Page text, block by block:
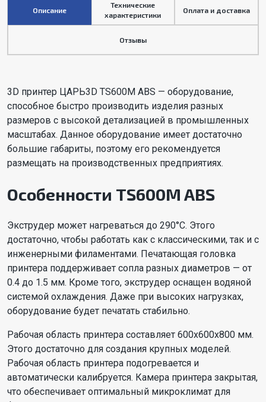
Описание
Технические
характеристики
Оплата и доставка
Отзывы
3D принтер ЦАРЬ3D TS600M ABS — оборудование,
способное быстро производить изделия разных
размеров с высокой детализацией в промышленных
масштабах. Данное оборудование имеет достаточно
большие габариты, поэтому его рекомендуется
размещать на производственных предприятиях.
Особенности TS600M ABS
Экструдер может нагреваться до 290°C. Этого
достаточно, чтобы работать как с классическими, так и с
инженерными филаментами. Печатающая головка
принтера поддерживает сопла разных диаметров — от
0.4 до 1.5 мм. Кроме того, экструдер оснащен водяной
системой охлаждения. Даже при высоких нагрузках,
оборудование будет печатать стабильно.
Рабочая область принтера составляет 600x600x800 мм.
Этого достаточно для создания крупных моделей.
Рабочая область принтера подогревается и
автоматически калибруется. Камера принтера закрытая,
что обеспечивает оптимальный микроклимат для